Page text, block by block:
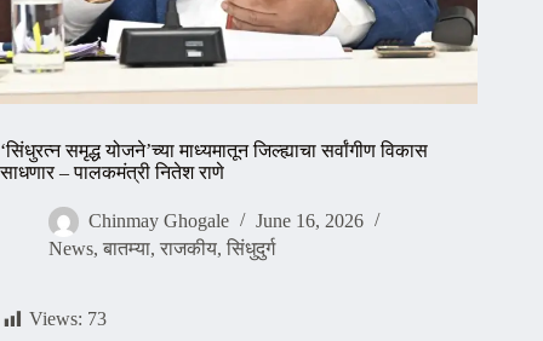
‘सिंधुरत्न समृद्ध योजने’च्या माध्यमातून जिल्ह्याचा सर्वांगीण विकास
साधणार – पालकमंत्री नितेश राणे
Chinmay Ghogale
June 16, 2026
News, बातम्या, राजकीय, सिंधुदुर्ग
Views: 73